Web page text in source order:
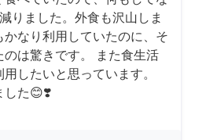
りました。外食も沢山しま
かなり利用していたのに、そ
のは驚きです。 また食生活
したいと思っています。
した😊❣️